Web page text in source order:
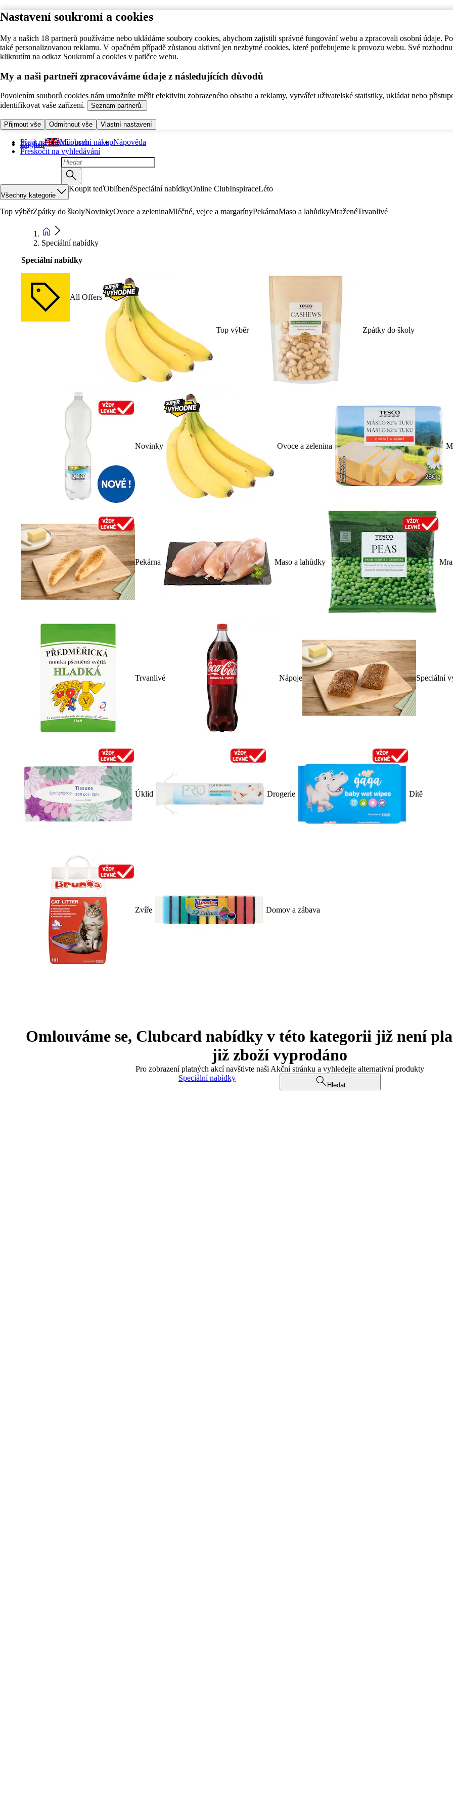
Nastavení soukromí a cookies
My a našich 18 partnerů používáme nebo ukládáme soubory cookies, abychom zajistili správné fungování webu a zpracovali osobní údaje.
také personalizovanou reklamu. V opačném případě zůstanou aktivní jen nezbytné cookies, které potřebujeme k provozu webu. Své
kliknutím na odkaz Soukromí a cookies v patičce webu.
My a naši partneři zpracováváme údaje z následujících důvodů
Povolením souborů cookies nám umožníte měřit efektivitu zobrazeného obsahu a reklamy, vytvářet uživatelské statistiky, ukládat nebo
identifikovat vaše zařízení.
Seznam partnerů.
Přijmout vše Odmítnout vše Vlastní nastavení
Přejít na hlavní obsah
Přeskočit na vyhledávání
English Můj první nákupNápověda
Všechny kategorie
Koupit teďOblíbenéSpeciální nabídkyOnline ClubInspiraceLéto
Top výběrZpátky do školyNovinkyOvoce a zeleninaMléčné, vejce a margarínyPekárnaMaso a lahůdkyMraženéTrvanlivé
Speciální nabídky
Speciální nabídky
All Offers
Top výběr Zpátky do školy
Novinky Ovoce a zelenina
Pekárna Maso a lahůdky
Trvanlivé Nápoje Speciální
Úklid Drogerie Dítě
Zvíře Domov a zábava
Omlouváme se, Clubcard nabídky v této kategorii již není
již zboží vyprodáno
Pro zobrazení platných akcí navštivte naši Akční stránku a vyhledejte alternativní produkty
Speciální nabídky
Hledat